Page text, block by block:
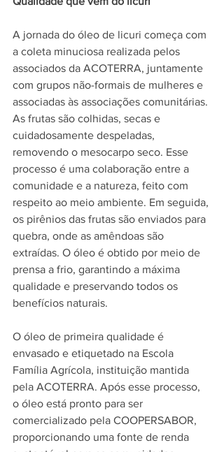
A jornada do óleo de licuri começa com
a coleta minuciosa realizada pelos
associados da ACOTERRA, juntamente
com grupos não-formais de mulheres e
associadas às associações comunitárias.
As frutas são colhidas, secas e
cuidadosamente despeladas,
removendo o mesocarpo seco. Esse
processo é uma colaboração entre a
comunidade e a natureza, feito com
respeito ao meio ambiente. Em seguida,
os pirênios das frutas são enviados para
quebra, onde as amêndoas são
extraídas. O óleo é obtido por meio de
prensa a frio, garantindo a máxima
qualidade e preservando todos os
benefícios naturais.
O óleo de primeira qualidade é
envasado e etiquetado na Escola
Família Agrícola, instituição mantida
pela ACOTERRA. Após esse processo,
o óleo está pronto para ser
comercializado pela COOPERSABOR,
proporcionando uma fonte de renda